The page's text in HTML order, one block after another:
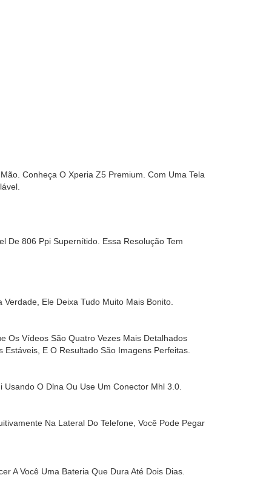
Conheça O Xperia Z5 Premium. Com Uma Tela
De 806 Ppi Supernítido. Essa Resolução Tem
Ele Deixa Tudo Muito Mais Bonito.
Os Vídeos São Quatro Vezes Mais Detalhados
E O Resultado São Imagens Perfeitas.
O Dlna Ou Use Um Conector Mhl 3.0.
Na Lateral Do Telefone, Você Pode Pegar
A Você Uma Bateria Que Dura Até Dois Dias.